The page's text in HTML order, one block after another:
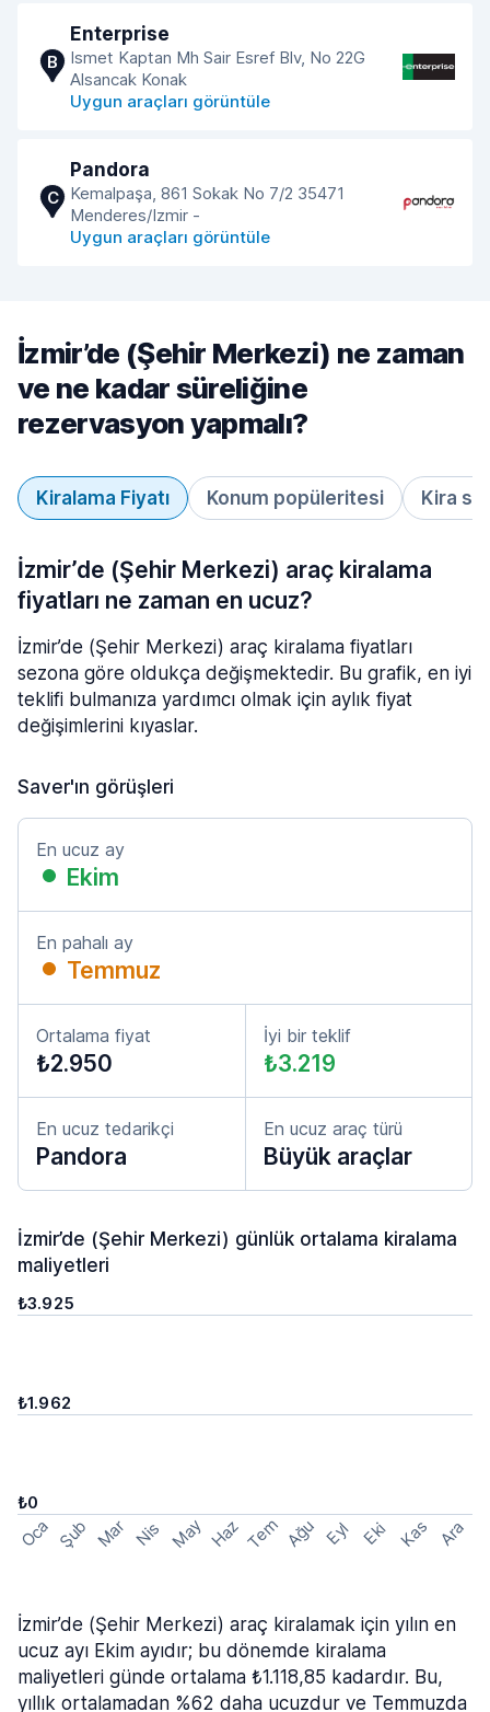
B
Enterprise
Ismet Kaptan Mh Sair Esref Blv, No 22G
Alsancak Konak
Uygun araçları görüntüle
C
Pandora
Kemalpaşa, 861 Sokak No 7/2 35471
Menderes/Izmir -
Uygun araçları görüntüle
İzmir’de (Şehir Merkezi) ne zaman
ve ne kadar süreliğine
rezervasyon yapmalı?
Kiralama Fiyatı Konum popüleritesi Kira
İzmir’de (Şehir Merkezi) araç kiralama
fiyatları ne zaman en ucuz?
İzmir’de (Şehir Merkezi) araç kiralama fiyatları
sezona göre oldukça değişmektedir. Bu grafik, en iyi
teklifi bulmanıza yardımcı olmak için aylık fiyat
değişimlerini kıyaslar.
Saver'ın görüşleri
En ucuz ay
Ekim
En pahalı ay
Temmuz
Ortalama fiyat
₺2.950
İyi bir teklif
₺3.219
En ucuz tedarikçi
Pandora
En ucuz araç türü
Büyük araçlar
İzmir’de (Şehir Merkezi) günlük ortalama kiralama
maliyetleri
₺3.925
₺1.962
₺0
Oca Şub Mar Nis May Haz Tem Ağu Eyl Eki Kas Ara
İzmir’de (Şehir Merkezi) araç kiralamak için yılın en
ucuz ayı Ekim ayıdır; bu dönemde kiralama
maliyetleri günde ortalama ₺1.118,85 kadardır. Bu,
yıllık ortalamadan %62 daha ucuzdur ve Temmuzda